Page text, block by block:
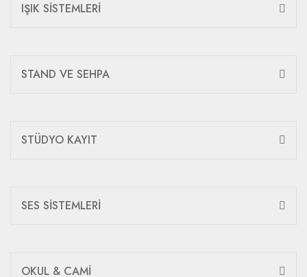
IŞIK SİSTEMLERİ
STAND VE SEHPA
STÜDYO KAYIT
SES SİSTEMLERİ
OKUL & CAMİ